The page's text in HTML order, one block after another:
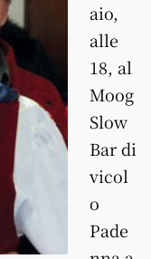
aio,
alle
18, al
Moog
Slow
Bar di
vicol
o
Pade